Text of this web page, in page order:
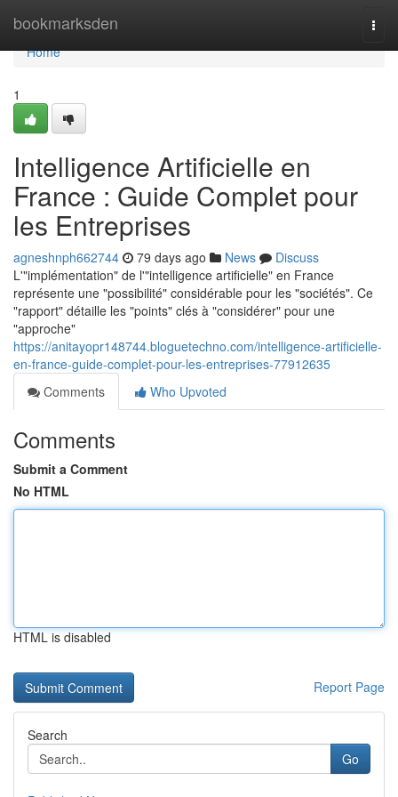
bookmarksden
Home
Home
1
Intelligence Artificielle en
France : Guide Complet pour
les Entreprises
agneshnph662744 79 days ago News
Discuss
L'"implémentation" de l'"intelligence artificielle" en France
représente une "possibilité" considérable pour les "sociétés". Ce
"rapport" détaille les "points" clés à "considérer" pour une
"approche"
https://anitayopr148744.bloguetechno.com/intelligence-artificielle-
en-france-guide-complet-pour-les-entreprises-77912635
Comments
Who Upvoted
Comments
Submit a Comment
No HTML
HTML is disabled
Report Page
Search
Go